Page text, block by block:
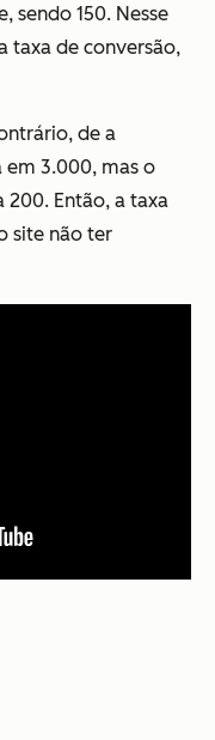
sendo 150. Nesse
taxa de conversão,
de a
3.000, mas o
200. Então, a taxa
site não ter